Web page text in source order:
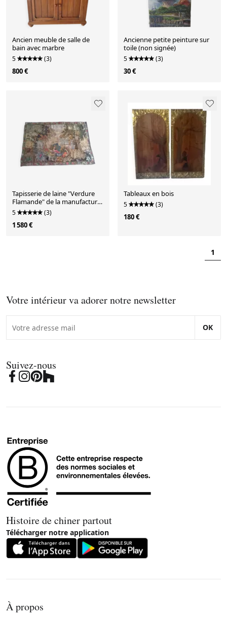
Ancien meuble de salle de
bain avec marbre
5 (3)
800 €
Ancienne petite peinture sur
toile (non signée)
5 (3)
30 €
Tapisserie de laine "Verdure
Flamande" de la manufacture
Robert Four
5 (3)
1 580 €
Tableaux en bois
5 (3)
180 €
1
Votre intérieur va adorer notre newsletter
OK
Suivez-nous
Histoire de chiner partout
Télécharger notre application
À propos